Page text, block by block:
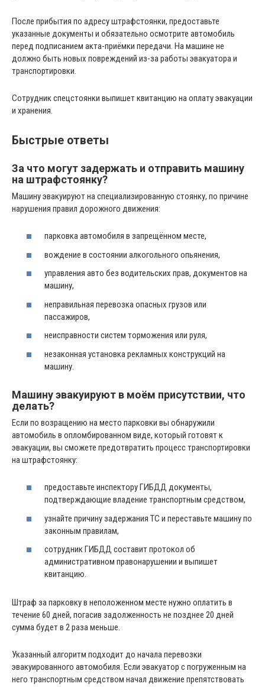
После прибытия по адресу штрафстоянки, предоставьте
указанные документы и обязательно осмотрите автомобиль
перед подписанием акта-приёмки передачи. На машине не
должно быть новых повреждений из-за работы эвакуатора и
транспортировки.
Сотрудник спецстоянки выпишет квитанцию на оплату эвакуации
и хранения.
Быстрые ответы
За что могут задержать и отправить машину
на штрафстоянку?
Машину эвакуируют на специализированную стоянку, по причине
нарушения правил дорожного движения:
парковка автомобиля в запрещённом месте,
вождение в состоянии алкогольного опьянения,
управления авто без водительских прав, документов на
машину,
неправильная перевозка опасных грузов или
пассажиров,
неисправности систем торможения или руля,
незаконная установка рекламных конструкций на
машину.
Машину эвакуируют в моём присутствии, что
делать?
Если по возращению на место парковки вы обнаружили
автомобиль в опломбированном виде, который готовят к
эвакуации, вы сможете предотвратить процесс транспортировки
на штрафстоянку:
предоставьте инспектору ГИБДД документы,
подтверждающие владение транспортным средством,
узнайте причину задержания ТС и переставьте машину по
законным правилам,
сотрудник ГИБДД составит протокол об
административном правонарушении и выпишет
квитанцию.
Штраф за парковку в неположенном месте нужно оплатить в
течение 60 дней, погасив задолженность не позднее 20 дней
сумма будет в 2 раза меньше.
Указанный алгоритм подходит до начала перевозки
эвакуированного автомобиля. Если эвакуатор с погруженным на
него транспортным средством начал движение препятствовать